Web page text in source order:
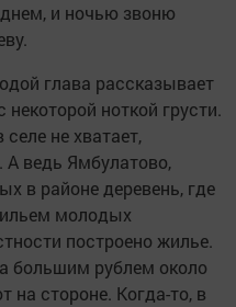
и ночью звоню
глава рассказывает
ноткой грусти.
не хватает,
А ведь Ямбулатово,
в районе деревень, где
молодых
построено жилье.
большим рублем около
на стороне. Когда-то, в